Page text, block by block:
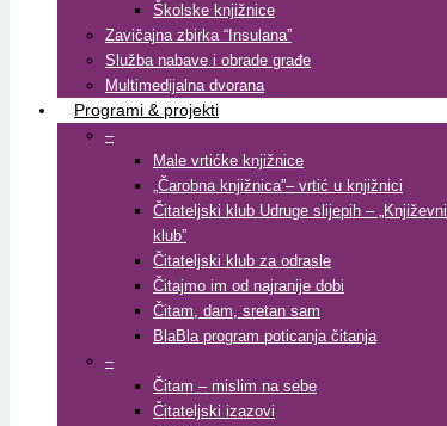
Školske knjižnice
Zavičajna zbirka “Insulana”
Služba nabave i obrade građe
Multimedijalna dvorana
Programi & projekti
–
Male vrtićke knjižnice
„Čarobna knjižnica”– vrtić u knjižnici
Čitateljski klub Udruge slijepih – „Književni
klub”
Čitateljski klub za odrasle
Čitajmo im od najranije dobi
Čitam, dam, sretan sam
BlaBla program poticanja čitanja
–
Čitam – mislim na sebe
Čitateljski izazovi